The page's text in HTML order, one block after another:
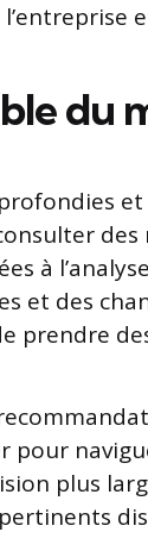
du
des
à
et des
prendre
pour
plus